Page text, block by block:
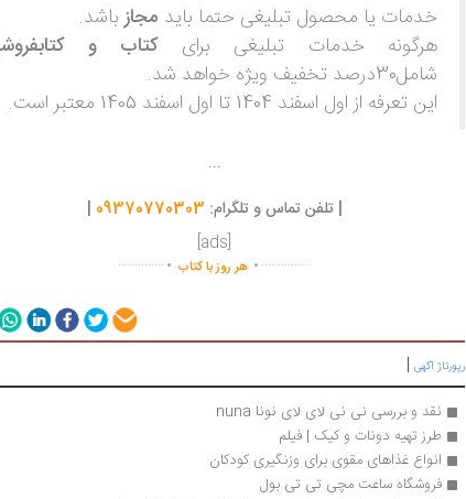
خدمات یا محصول تبلیغی حتما باید مجازباشد.
هرگونه خدمات تبلیغی برایکتاب و
شامل30درصد تخفیف ویژه خواهد شد.
این تعرفه از اول اسفند 1404 تا اول اسفند 1405 معتبر است.
...
| تلفن تماس و تلگرام: 09370770303
|
[ads]
...............
. هر روز با کتاب .
..............
رپورتاژ آگهی |
نقد و بررسی نی نی لای لای نونا nuna
طرز تهیه دونات و کیک | فیلم
انواع غذاهای مقوی برای وزنگیری کودکان
فروشگاه ساعت مچی تی تی بول